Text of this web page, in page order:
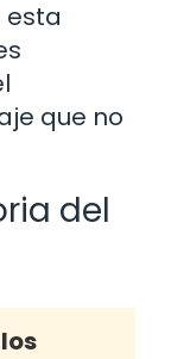
esta
que no
del